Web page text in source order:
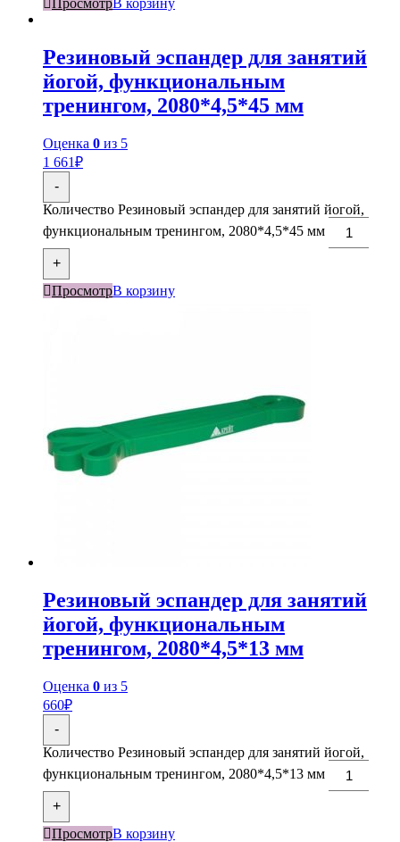
ПросмотрВ корзину
Резиновый эспандер для занятий
йогой, функциональным
тренингом, 2080*4,5*45 мм
Оценка 0 из 5
1 661₽
-
Количество Резиновый эспандер для занятий йогой,
функциональным тренингом, 2080*4,5*45 мм
+
ПросмотрВ корзину
Резиновый эспандер для занятий
йогой, функциональным
тренингом, 2080*4,5*13 мм
Оценка 0 из 5
660₽
-
Количество Резиновый эспандер для занятий йогой,
функциональным тренингом, 2080*4,5*13 мм
+
ПросмотрВ корзину